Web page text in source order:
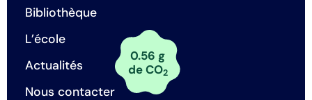
Bibliothèque
L’école
Actualités
Nous contacter
0.56 g
de CO2